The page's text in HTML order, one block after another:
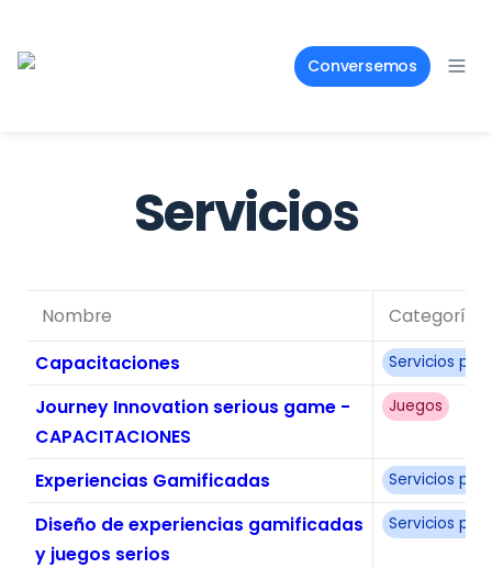
Conversemos
Servicios
Nombre
Categoría
Capacitaciones
Servicios
Journey Innovation serious game -
CAPACITACIONES
Juegos
Experiencias Gamificadas Servicios
Diseño de experiencias gamificadas
y juegos serios
Servicios